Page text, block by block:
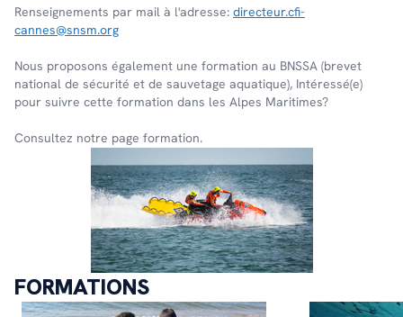
Renseignements par mail à l'adresse: directeur.cfi-
cannes@snsm.org
Nous proposons également une formation au BNSSA (brevet
national de sécurité et de sauvetage aquatique), Intéressé(e)
pour suivre cette formation dans les Alpes Maritimes?
Consultez notre page formation.
FORMATIONS